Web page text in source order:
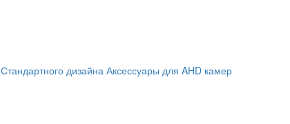
Стандартного дизайна Аксессуары для AHD камер